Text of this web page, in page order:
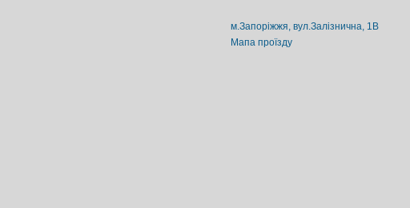
м.Запоріжжя, вул.Залізнична, 1В
Мапа проїзду